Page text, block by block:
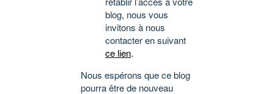
blog, nous vous
invitons à nous
contacter en suivant
ce lien.
Nous espérons que ce blog
pourra être de nouveau